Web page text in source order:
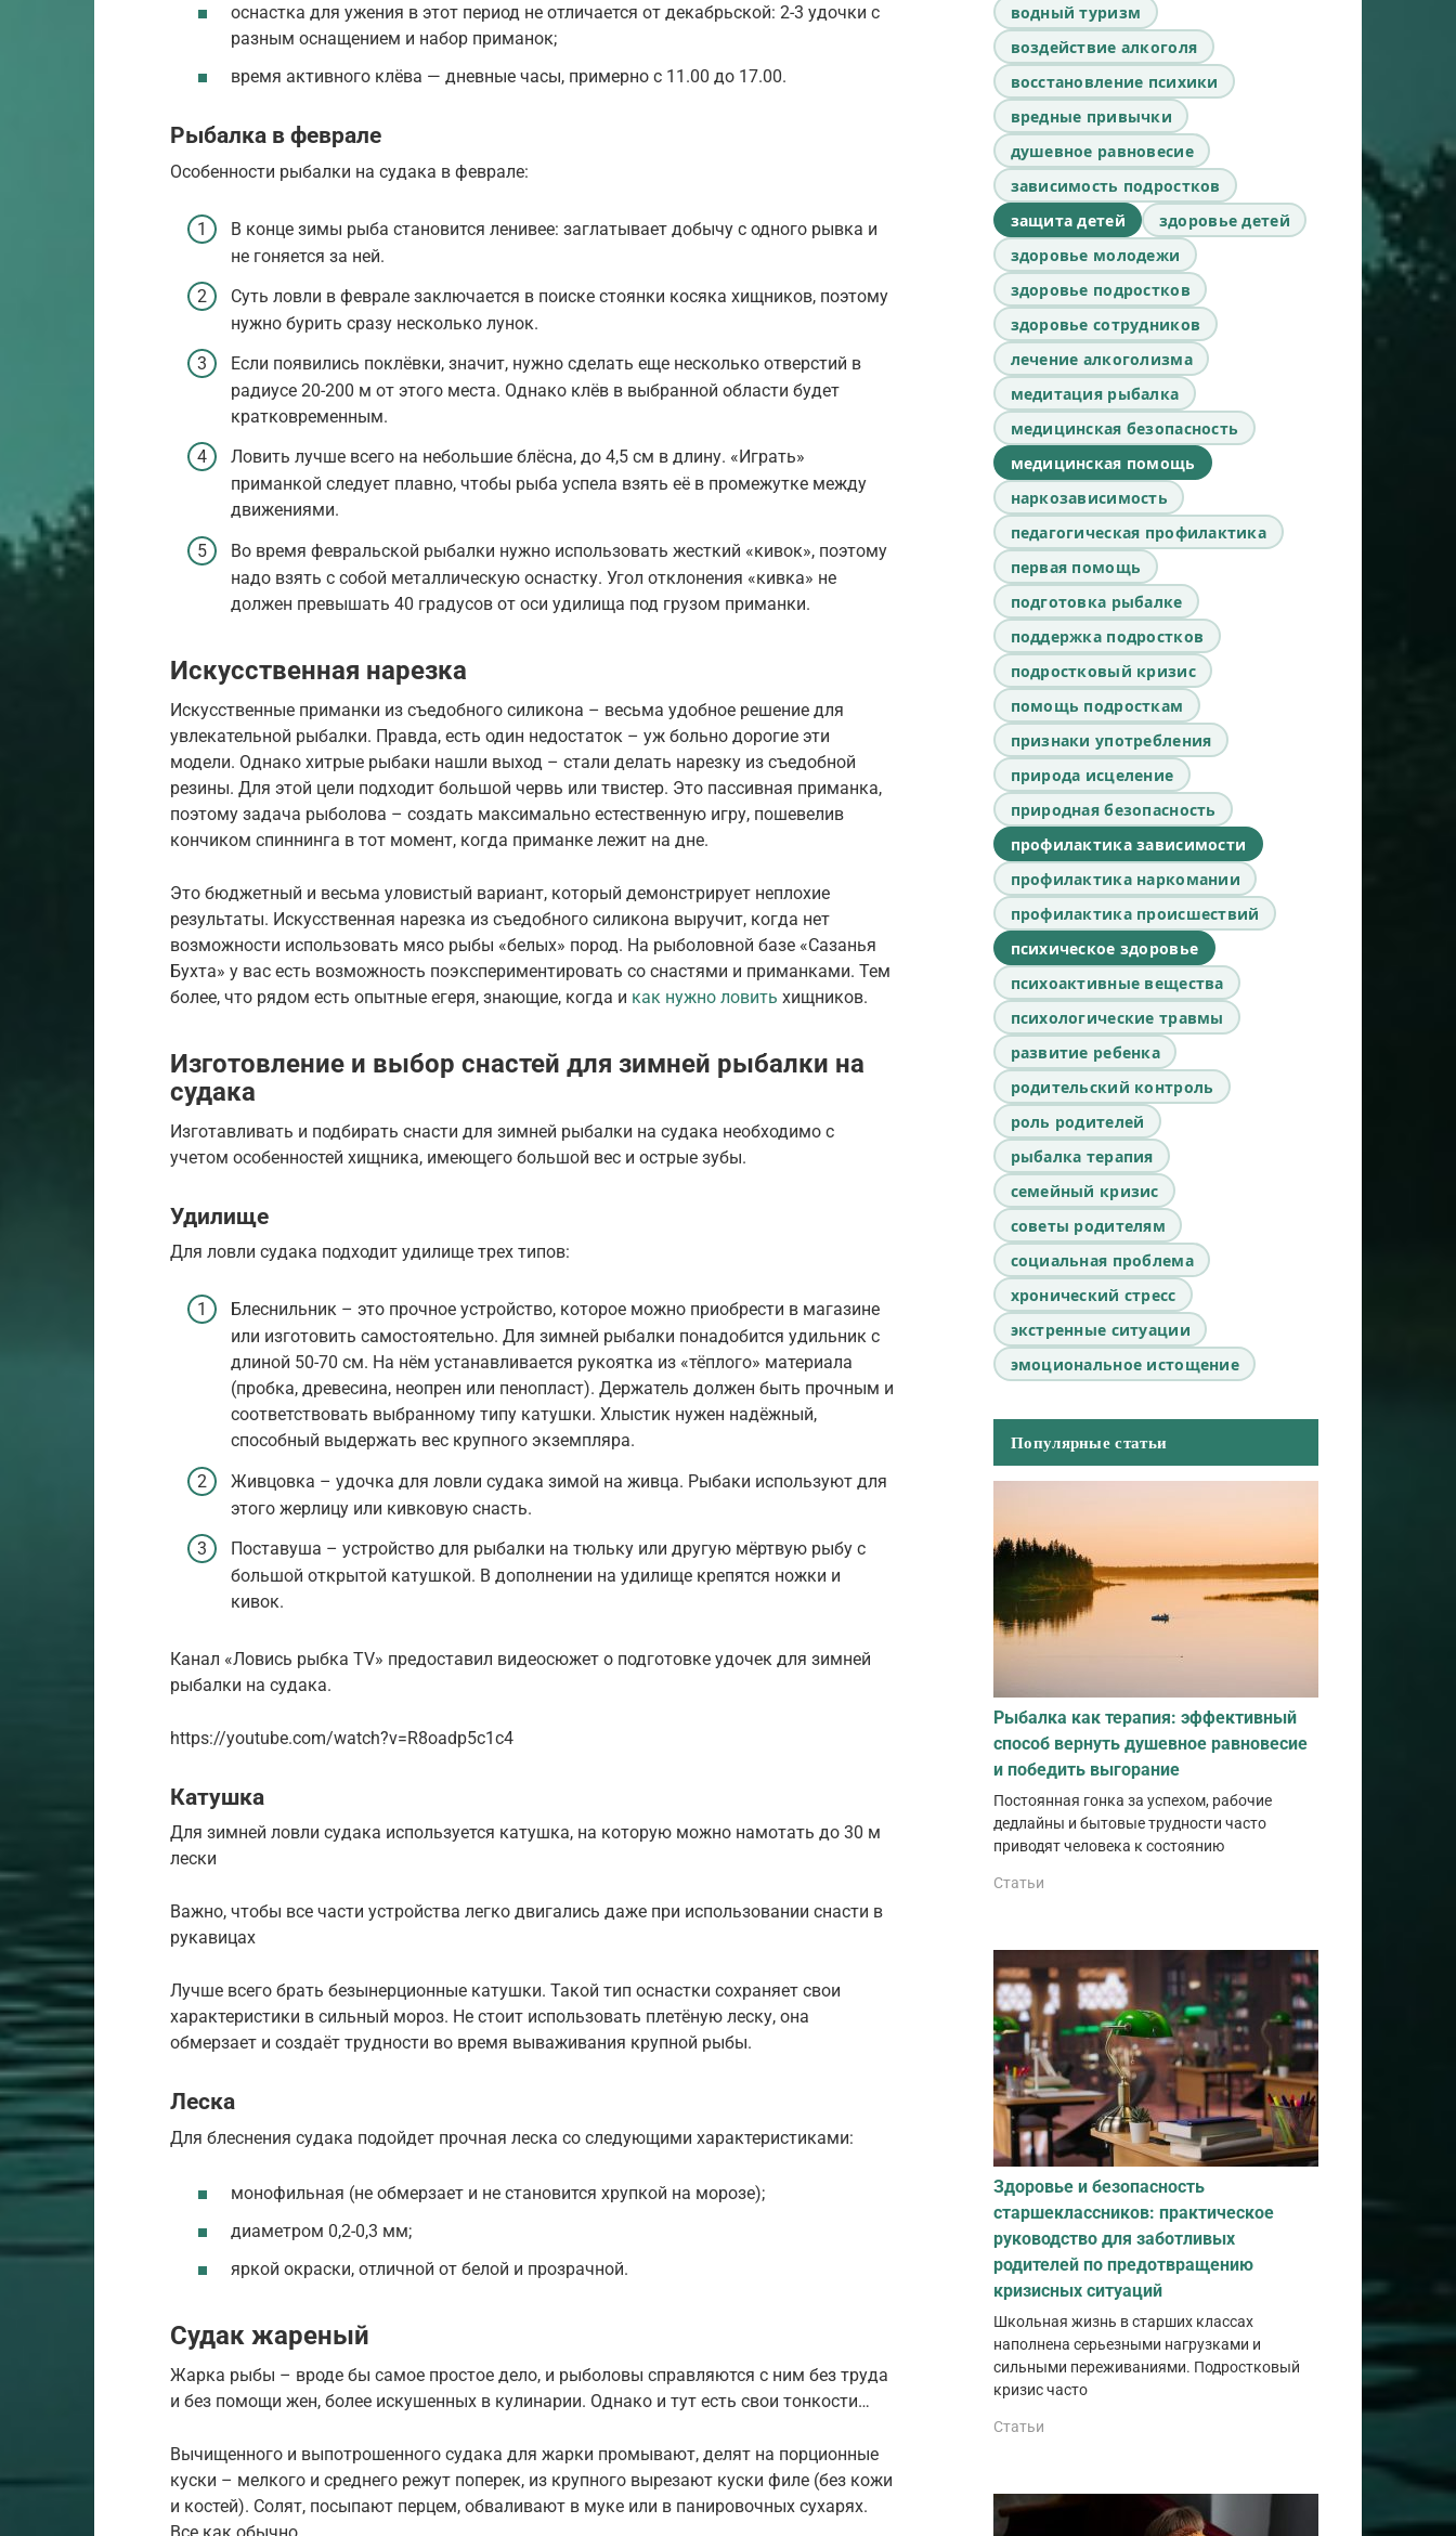
оснастка для ужения в этот период не отличается от декабрьской: 2-3 удочки с
разным оснащением и набор приманок;
время активного клёва — дневные часы, примерно с 11.00 до 17.00.
Рыбалка в феврале
Особенности рыбалки на судака в феврале:
В конце зимы рыба становится ленивее: заглатывает добычу с одного рывка и
не гоняется за ней.
Суть ловли в феврале заключается в поиске стоянки косяка хищников, поэтому
нужно бурить сразу несколько лунок.
Если появились поклёвки, значит, нужно сделать еще несколько отверстий в
радиусе 20-200 м от этого места. Однако клёв в выбранной области будет
кратковременным.
Ловить лучше всего на небольшие блёсна, до 4,5 см в длину. «Играть»
приманкой следует плавно, чтобы рыба успела взять её в промежутке между
движениями.
Во время февральской рыбалки нужно использовать жесткий «кивок», поэтому
надо взять с собой металлическую оснастку. Угол отклонения «кивка» не
должен превышать 40 градусов от оси удилища под грузом приманки.
Искусственная нарезка
Искусственные приманки из съедобного силикона – весьма удобное решение для
увлекательной рыбалки. Правда, есть один недостаток – уж больно дорогие эти
модели. Однако хитрые рыбаки нашли выход – стали делать нарезку из съедобной
резины. Для этой цели подходит большой червь или твистер. Это пассивная приманка,
поэтому задача рыболова – создать максимально естественную игру, пошевелив
кончиком спиннинга в тот момент, когда приманке лежит на дне.
Это бюджетный и весьма уловистый вариант, который демонстрирует неплохие
результаты. Искусственная нарезка из съедобного силикона выручит, когда нет
возможности использовать мясо рыбы «белых» пород. На рыболовной базе «Сазанья
Бухта» у вас есть возможность поэкспериментировать со снастями и приманками. Тем
более, что рядом есть опытные егеря, знающие, когда и как нужно ловить хищников.
Изготовление и выбор снастей для зимней рыбалки на
судака
Изготавливать и подбирать снасти для зимней рыбалки на судака необходимо с
учетом особенностей хищника, имеющего большой вес и острые зубы.
Удилище
Для ловли судака подходит удилище трех типов:
Блеснильник – это прочное устройство, которое можно приобрести в магазине
или изготовить самостоятельно. Для зимней рыбалки понадобится удильник с
длиной 50-70 см. На нём устанавливается рукоятка из «тёплого» материала
(пробка, древесина, неопрен или пенопласт). Держатель должен быть прочным и
соответствовать выбранному типу катушки. Хлыстик нужен надёжный,
способный выдержать вес крупного экземпляра.
Живцовка – удочка для ловли судака зимой на живца. Рыбаки используют для
этого жерлицу или кивковую снасть.
Поставуша – устройство для рыбалки на тюльку или другую мёртвую рыбу с
большой открытой катушкой. В дополнении на удилище крепятся ножки и
кивок.
Канал «Ловись рыбка TV» предоставил видеосюжет о подготовке удочек для зимней
рыбалки на судака.
https://youtube.com/watch?v=R8oadp5c1c4
Катушка
Для зимней ловли судака используется катушка, на которую можно намотать до 30 м
лески
Важно, чтобы все части устройства легко двигались даже при использовании снасти в
рукавицах
Лучше всего брать безынерционные катушки. Такой тип оснастки сохраняет свои
характеристики в сильный мороз. Не стоит использовать плетёную леску, она
обмерзает и создаёт трудности во время вываживания крупной рыбы.
Леска
Для блеснения судака подойдет прочная леска со следующими характеристиками:
монофильная (не обмерзает и не становится хрупкой на морозе);
диаметром 0,2-0,3 мм;
яркой окраски, отличной от белой и прозрачной.
Судак жареный
Жарка рыбы – вроде бы самое простое дело, и рыболовы справляются с ним без труда
и без помощи жен, более искушенных в кулинарии. Однако и тут есть свои тонкости…
Вычищенного и выпотрошенного судака для жарки промывают, делят на порционные
куски – мелкого и среднего режут поперек, из крупного вырезают куски филе (без кожи
и костей). Солят, посыпают перцем, обваливают в муке или в панировочных сухарях.
водный туризм
воздействие алкоголя
восстановление психики
вредные привычки
душевное равновесие
зависимость подростков
защита детей
здоровье детей
здоровье молодежи
здоровье подростков
здоровье сотрудников
лечение алкоголизма
медитация рыбалка
медицинская безопасность
медицинская помощь
наркозависимость
педагогическая профилактика
первая помощь
подготовка рыбалке
поддержка подростков
подростковый кризис
помощь подросткам
признаки употребления
природа исцеление
природная безопасность
профилактика зависимости
профилактика наркомании
профилактика происшествий
психическое здоровье
психоактивные вещества
психологические травмы
развитие ребенка
родительский контроль
роль родителей
рыбалка терапия
семейный кризис
советы родителям
социальная проблема
хронический стресс
экстренные ситуации
эмоциональное истощение
Популярные статьи
Рыбалка как терапия: эффективный
способ вернуть душевное равновесие
и победить выгорание
Постоянная гонка за успехом, рабочие
дедлайны и бытовые трудности часто
приводят человека к состоянию
Статьи
Здоровье и безопасность
старшеклассников: практическое
руководство для заботливых
родителей по предотвращению
кризисных ситуаций
Школьная жизнь в старших классах
наполнена серьезными нагрузками и
сильными переживаниями. Подростковый
кризис часто
Статьи